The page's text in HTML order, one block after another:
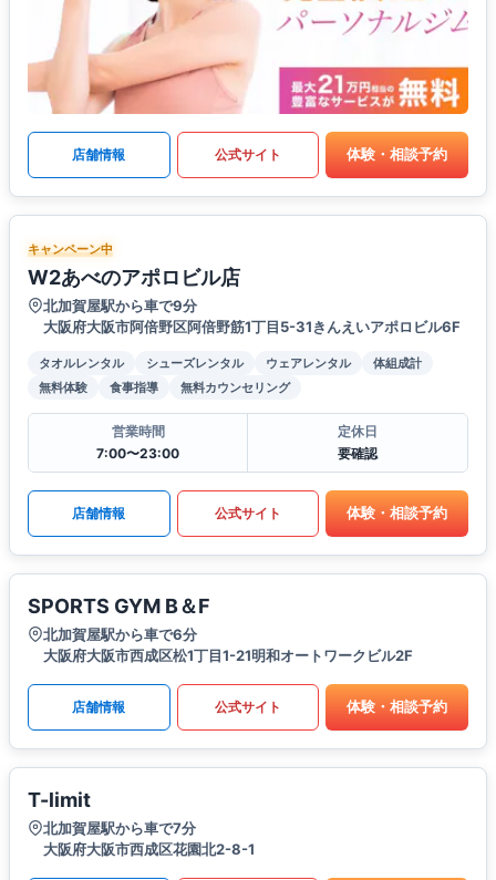
店舗情報 公式サイト 体験・相談予約
キャンペーン中
W2あべのアポロビル店
北加賀屋駅から車で9分
大阪府大阪市阿倍野区阿倍野筋1丁目5-31きんえいアポロビル6F
タオルレンタル シューズレンタル ウェアレンタル
体組成計
無料体験
食事指導 無料カウンセリング
営業時間
7:00〜23:00
定休日
要確認
店舗情報 公式サイト 体験・相談予約
SPORTS GYM B＆F
北加賀屋駅から車で6分
大阪府大阪市西成区松1丁目1-21明和オートワークビル2F
店舗情報 公式サイト 体験・相談予約
T-limit
北加賀屋駅から車で7分
大阪府大阪市西成区花園北2-8-1